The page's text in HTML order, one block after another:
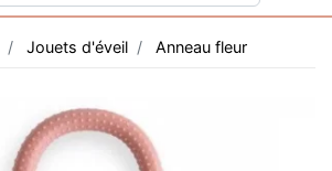
Jouets d'éveil Anneau fleur